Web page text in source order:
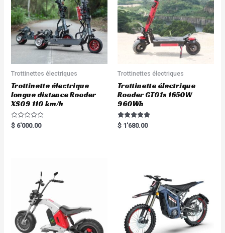
Trottinettes électriques
Trottinette électrique
longue distance Rooder
XS09 110 km/h
R
a
$ 6'000.00
Trottinettes électriques
Trottinette électrique
Rooder GT01s 1650W
960Wh
Rated
5.00
$ 1'680.00